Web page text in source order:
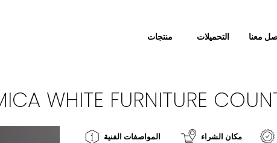
منتجات التحميلات معنا
المواصفات الفنية مكان الشراء